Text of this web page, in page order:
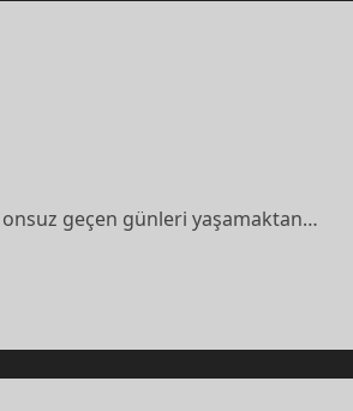
onsuz geçen günleri yaşamaktan…